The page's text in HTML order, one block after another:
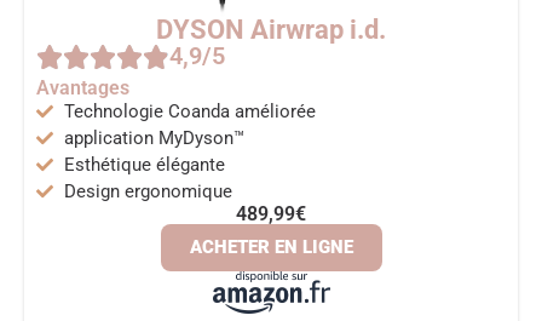
DYSON Airwrap i.d.
4,9/5
Avantages
Technologie Coanda améliorée
application MyDyson™
Esthétique élégante
Design ergonomique
489,99€
ACHETER EN LIGNE